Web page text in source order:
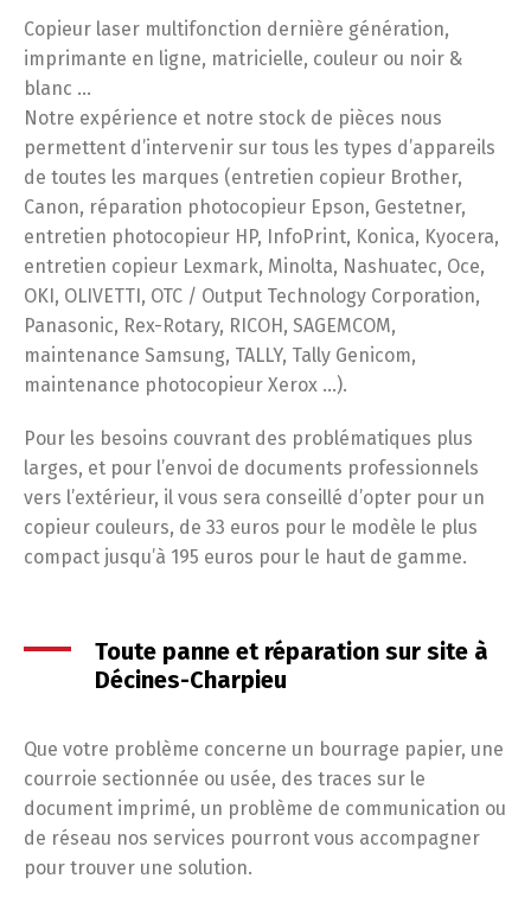
Copieur laser multifonction dernière génération,
imprimante en ligne, matricielle, couleur ou noir &
blanc …
Notre expérience et notre stock de pièces nous
permettent d’intervenir sur tous les types d’appareils
de toutes les marques (entretien copieur Brother,
Canon, réparation photocopieur Epson, Gestetner,
entretien photocopieur HP, InfoPrint, Konica, Kyocera,
entretien copieur Lexmark, Minolta, Nashuatec, Oce,
OKI, OLIVETTI, OTC / Output Technology Corporation,
Panasonic, Rex-Rotary, RICOH, SAGEMCOM,
maintenance Samsung, TALLY, Tally Genicom,
maintenance photocopieur Xerox …).
Pour les besoins couvrant des problématiques plus
larges, et pour l’envoi de documents professionnels
vers l’extérieur, il vous sera conseillé d’opter pour un
copieur couleurs, de 33 euros pour le modèle le plus
compact jusqu’à 195 euros pour le haut de gamme.
Toute panne et réparation sur site à
Décines-Charpieu
Que votre problème concerne un bourrage papier, une
courroie sectionnée ou usée, des traces sur le
document imprimé, un problème de communication ou
de réseau nos services pourront vous accompagner
pour trouver une solution.